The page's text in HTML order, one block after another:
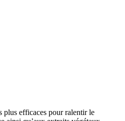
plus efficaces pour ralentir le